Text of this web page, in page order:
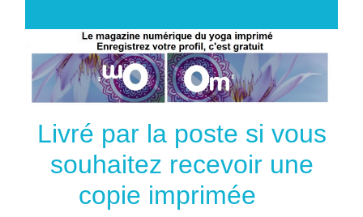
Livré par la poste si vous
souhaitez recevoir une
copie imprimée